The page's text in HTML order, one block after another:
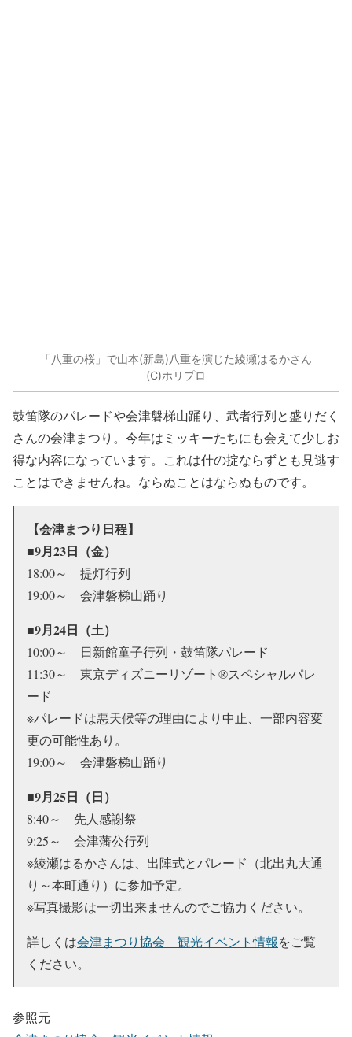
「八重の桜」で山本(新島)八重を演じた綾瀬はるかさん
(C)ホリプロ
鼓笛隊のパレードや会津磐梯山踊り、武者行列と盛りだく
さんの会津まつり。今年はミッキーたちにも会えて少しお
得な内容になっています。これは什の掟ならずとも見逃す
ことはできませんね。ならぬことはならぬものです。
【会津まつり日程】
■9月23日（金）
18:00～ 提灯行列
19:00～ 会津磐梯山踊り
■9月24日（土）
10:00～ 日新館童子行列・鼓笛隊パレード
11:30～ 東京ディズニーリゾート®スペシャルパレ
ード
※パレードは悪天候等の理由により中止、一部内容変
更の可能性あり。
19:00～ 会津磐梯山踊り
■9月25日（日）
8:40～ 先人感謝祭
9:25～ 会津藩公行列
※綾瀬はるかさんは、出陣式とパレード（北出丸大通
り～本町通り）に参加予定。
※写真撮影は一切出来ませんのでご協力ください。
詳しくは会津まつり協会 観光イベント情報をご覧
ください。
参照元